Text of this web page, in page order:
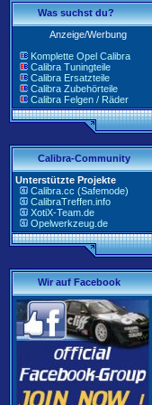
Was suchst du?
Anzeige/Werbung
Komplette Opel Calibra
Calibra Tuningteile
Calibra Ersatzteile
Calibra Zubehörteile
Calibra Felgen / Räder
Calibra-Community
Unterstützte Projekte
Calibra.cc (Safemode)
CalibraTreffen.info
XotiX-Team.de
Opelwerkzeug.de
Wir auf Facebook